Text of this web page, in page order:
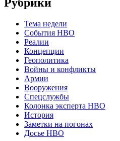
Тема недели
События НВО
Реалии
Концепции
Геополитика
Войны и конфликты
Армии
Вооружения
Спецслужбы
Колонка эксперта НВО
История
Заметки на погонах
Досье НВО